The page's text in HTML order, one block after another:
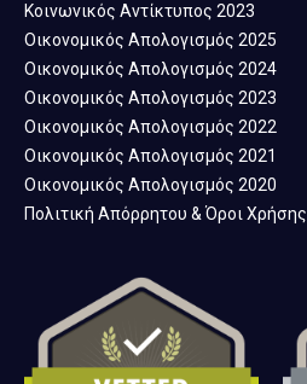
Κοινωνικός Αντίκτυπος 2023
Οικονομικός Απολογισμός 2025
Οικονομικός Απολογισμός 2024
Οικονομικός Απολογισμός 2023
Οικονομικός Απολογισμός 2022
Οικονομικός Απολογισμός 2021
Οικονομικός Απολογισμός 2020
Πολιτική Απόρρητου & Όροι Χρήσης